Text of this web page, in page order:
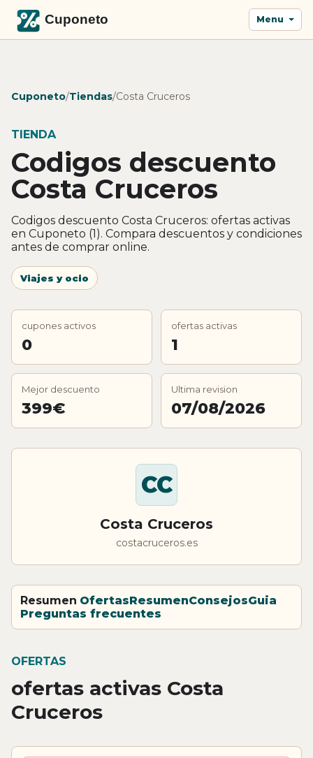
Menu
Cuponeto/Tiendas/Costa Cruceros
TIENDA
Codigos descuento
Costa Cruceros
Codigos descuento Costa Cruceros: ofertas activas
en Cuponeto (1). Compara descuentos y condiciones
antes de comprar online.
Viajes y ocio
cupones activos
0
ofertas activas
1
Mejor descuento
399€
Ultima revision
07/08/2026
CC
Costa Cruceros
costacruceros.es
Resumen OfertasResumenConsejosGuia
Preguntas frecuentes
OFERTAS
ofertas activas Costa
Cruceros